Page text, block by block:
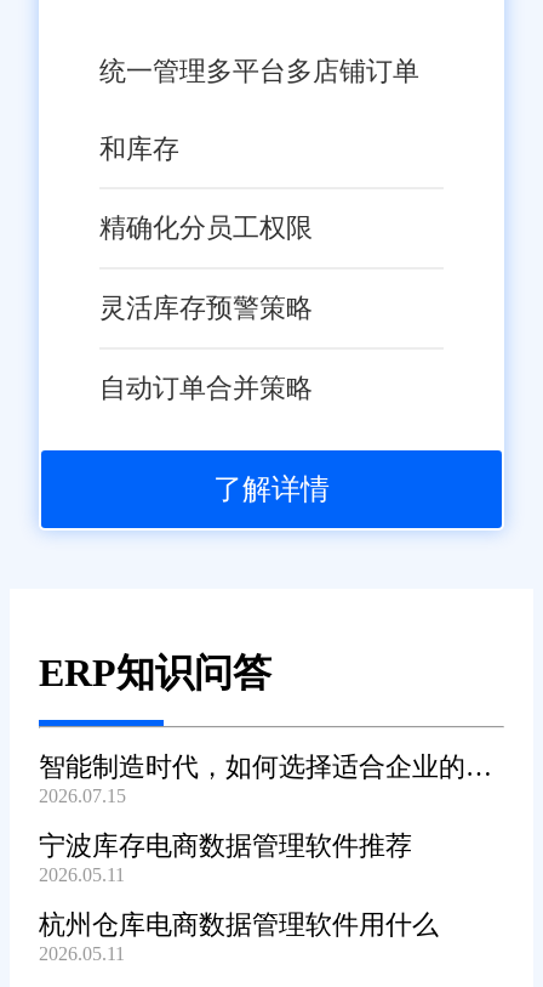
统一管理多平台多店铺订单
和库存
精确化分员工权限
灵活库存预警策略
自动订单合并策略
了解详情
ERP知识问答
智能制造时代，如何选择适合企业的
WMS系统?
2026.07.15
宁波库存电商数据管理软件推荐
2026.05.11
杭州仓库电商数据管理软件用什么
2026.05.11